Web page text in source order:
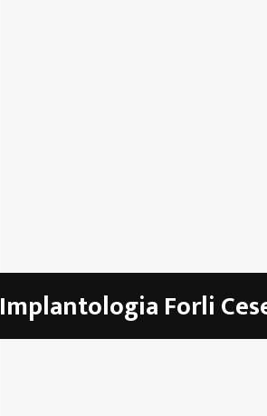
Implantologia Forli